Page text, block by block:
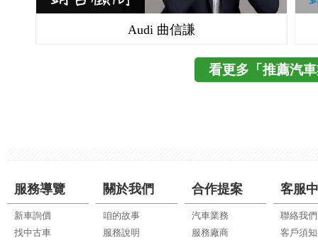
Audi 曲信謙
看更多「推薦汽
服務導覽
新車詢價
找中古車
關於我們
咱的故事
服務說明
合作提案
汽車業務
服務廠商
客服
聯絡我們
客戶須知